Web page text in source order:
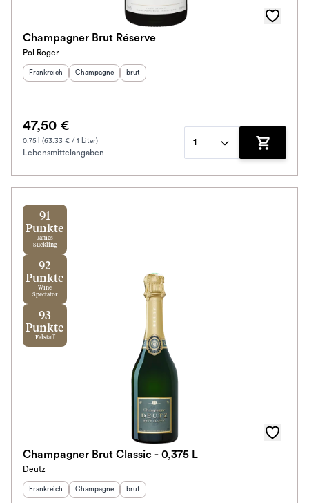
Champagner Brut Réserve
Pol Roger
Herkunftsland
Frankreich Herkunftsregion :
Champagne Geschmack
brut
47,50 €
0.75 l (63.33 € / 1 Liter)
Lebensmittelangaben
1
Zum
91
Punkte
James
Suckling
92
Punkte
Wine
Spectator
93
Punkte
Falstaff
Champagner Brut Classic - 0,375 L
Deutz
Herkunftsland
Frankreich Herkunftsregion :
Champagne Geschmack
brut